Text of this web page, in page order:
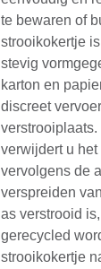
te bewaren of
strooikokertje
stevig
karton en
discreet
verwijdert u
vervolgens de
verspreiden
as verstrooid
gerecycled
strooikokertje